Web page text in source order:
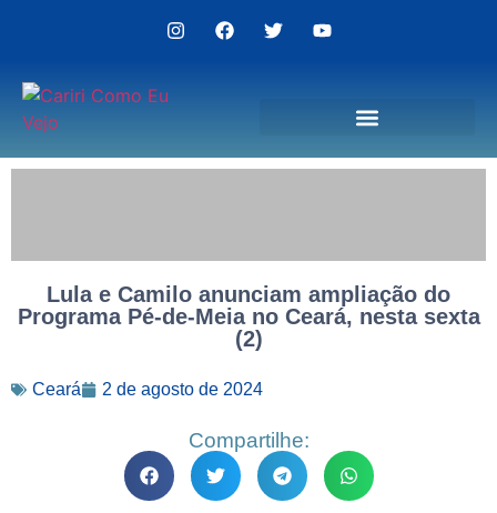
Lula e Camilo anunciam ampliação do
Programa Pé-de-Meia no Ceará, nesta sexta
(2)
Ceará 2 de agosto de 2024
Compartilhe: